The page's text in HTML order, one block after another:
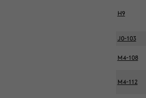
H9
J0-103
M4-108
M4-112